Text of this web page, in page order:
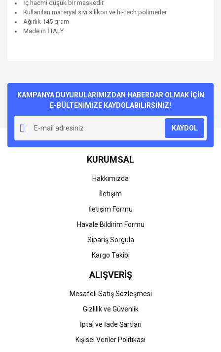
İç hacmi düşük bir maskedir.
Kullanılan materyal sıvı silikon ve hi-tech polimerler
Ağırlık 145 gram
Made in İTALY
Yorum Yaz
kullanarak tarafımıza iletebilirsiniz.
Görüş ve önerileriniz için teşekkür ederiz.
Ürün resmi kalitesiz, bozuk veya görüntülenemiyor.
Ürün açıklamasında eksik bilgiler bulunuyor.
Ürün bilgilerinde hatalar bulunuyor.
Ürün fiyatı diğer sitelerden daha pahalı.
Gönder
KAMPANYA DUYURULARIMIZDAN HABERDAR OLMAK İÇİN
E-BÜLTENİMİZE KAYDOLABİLİRSİNİZ!
KAYDOL
KURUMSAL
Hakkımızda
İletişim
İletişim Formu
Havale Bildirim Formu
Sipariş Sorgula
Kargo Takibi
ALIŞVERİŞ
Mesafeli Satış Sözleşmesi
Gizlilik ve Güvenlik
İptal ve İade Şartları
Kişisel Veriler Politikası